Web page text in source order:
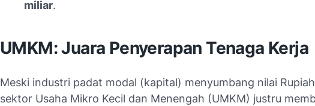
miliar.
UMKM: Juara Penyerapan Tenaga Kerja
Meski industri padat modal (kapital) menyumbang nilai
sektor Usaha Mikro Kecil dan Menengah (UMKM) justru